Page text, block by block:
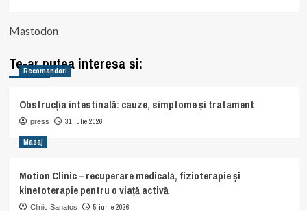
Mastodon
Te-ar putea interesa si:
Recomandari
Obstrucția intestinală: cauze, simptome și tratament
press 31 iulie 2026
Masaj
Motion Clinic – recuperare medicală, fizioterapie și
kinetoterapie pentru o viață activă
Clinic Sanatos 5 iunie 2026